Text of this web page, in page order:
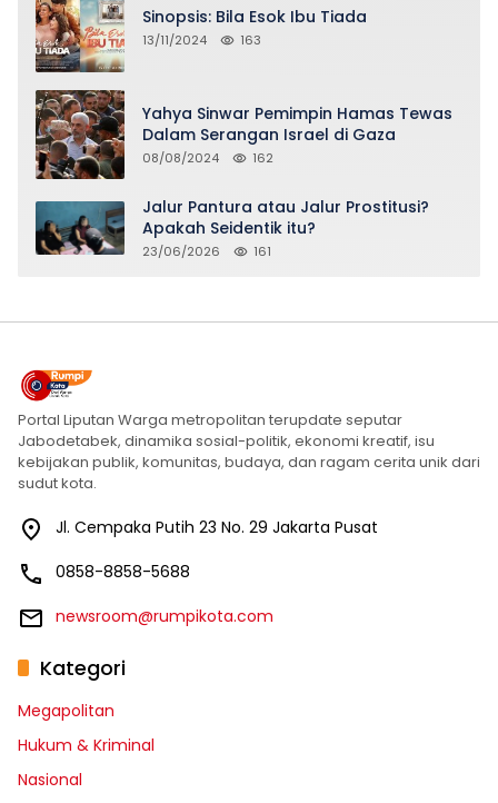
Sinopsis: Bila Esok Ibu Tiada
13/11/2024 163
Yahya Sinwar Pemimpin Hamas Tewas
Dalam Serangan Israel di Gaza
08/08/2024 162
Jalur Pantura atau Jalur Prostitusi?
Apakah Seidentik itu?
23/06/2026 161
Portal Liputan Warga metropolitan terupdate seputar
Jabodetabek, dinamika sosial-politik, ekonomi kreatif, isu
kebijakan publik, komunitas, budaya, dan ragam cerita unik dari
sudut kota.
Jl. Cempaka Putih 23 No. 29 Jakarta Pusat
0858-8858-5688
newsroom@rumpikota.com
Kategori
Megapolitan
Hukum & Kriminal
Nasional